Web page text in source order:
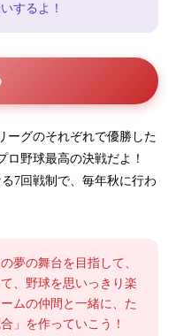
するよ！
ーグのそれぞれで優勝した
野球最高の決戦だよ！
7回戦制で、毎年秋に行わ
夢の舞台を目指して、
、野球を思いっきり楽
ムの仲間と一緒に、た
」を作っていこう！